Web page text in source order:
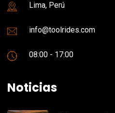
Lima, Perú
info@toolrides.com
08:00 - 17:00
Noticias